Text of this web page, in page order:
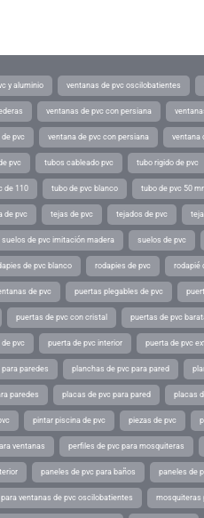
y aluminio ventanas de pvc oscilobatientes
ventanas de pvc con persiana
pvc ventana de pvc con persiana ventana
pvc tubos cableado pvc tubo rigido de pvc
de 110 tubo de pvc blanco tubo de pvc 50
de pvc tejas de pvc tejados de pvc
suelos de pvc imitación madera suelos de pvc
de pvc blanco rodapies de pvc rodapié
de pvc puertas plegables de pvc
puertas de pvc con cristal puertas de pvc
de pvc puerta de pvc interior puerta de pvc
paredes planchas de pvc para pared
paredes placas de pvc para pared placas
pintar piscina de pvc piezas de pvc
ventanas perfiles de pvc para mosquiteras
paneles de pvc para baños paneles de
ventanas de pvc oscilobatientes mosquiteras